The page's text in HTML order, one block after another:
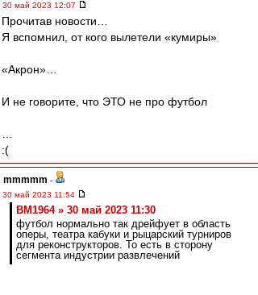
30 май 2023 12:07
Прочитав новости…
Я вспомнил, от кого вылетели «кумиры»
«Акрон»…
И не говорите, что ЭТО не про футбол
:(
mmmmm -
30 май 2023 11:54
BM1964 » 30 май 2023 11:30
футбол нормально так дрейфует в область
оперы, театра кабуки и рыцарский турниров
для реконструкторов. То есть в сторону
сегмента индустрии развлечений